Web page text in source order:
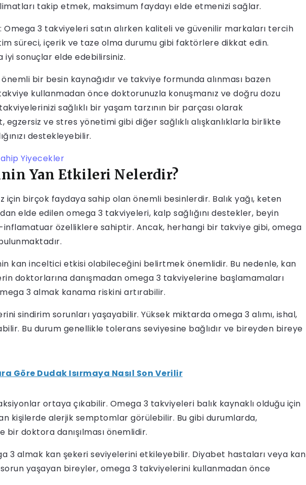
takip etmek, maksimum faydayı elde etmenizi sağlar.
3 takviyeleri satın alırken kaliteli ve güvenilir markaları tercih
süreci, içerik ve taze olma durumu gibi faktörlere dikkat edin.
iyi sonuçlar elde edebilirsiniz.
bir besin kaynağıdır ve takviye formunda alınması bazen
kullanmadan önce doktorunuzla konuşmanız ve doğru dozu
sağlıklı bir yaşam tarzının bir parçası olarak
egzersiz ve stres yönetimi gibi diğer sağlıklı alışkanlıklarla birlikte
destekleyebilir.
Yiyecekler
Yan Etkileri Nelerdir?
için birçok faydaya sahip olan önemli besinlerdir. Balık yağı, keten
elde edilen omega 3 takviyeleri, kalp sağlığını destekler, beyin
inflamatuar özelliklere sahiptir. Ancak, herhangi bir takviye gibi, omega
kan inceltici etkisi olabileceğini belirtmek önemlidir. Bu nedenle, kan
doktorlarına danışmadan omega 3 takviyelerine başlamamaları
3 almak kanama riskini artırabilir.
sindirim sorunları yaşayabilir. Yüksek miktarda omega 3 alımı, ishal,
Bu durum genellikle tolerans seviyesine bağlıdır ve bireyden bireye
Göre Dudak Isırmaya Nasıl Son Verilir
ortaya çıkabilir. Omega 3 takviyeleri balık kaynaklı olduğu için
kişilerde alerjik semptomlar görülebilir. Bu gibi durumlarda,
bir doktora danışılması önemlidir.
3 almak kan şekeri seviyelerini etkileyebilir. Diyabet hastaları veya kan
yaşayan bireyler, omega 3 takviyelerini kullanmadan önce